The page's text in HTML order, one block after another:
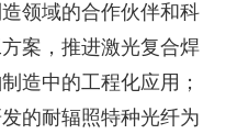
领域的合作伙伴和科
案，推进激光复合焊
造中的工程化应用；
的耐辐照特种光纤为